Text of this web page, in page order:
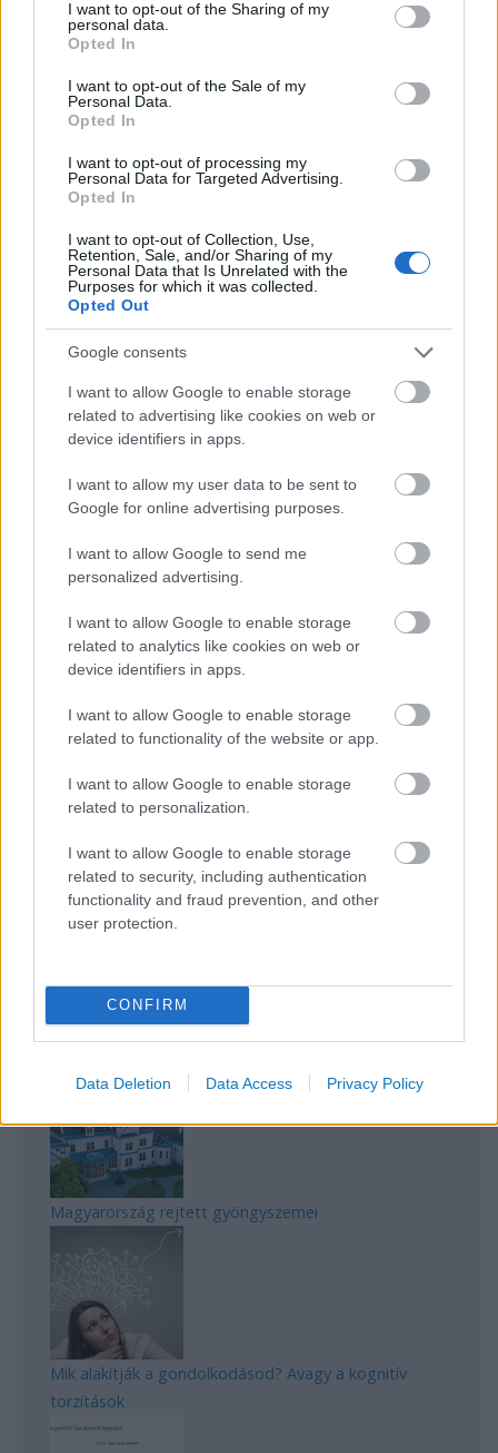
not limited to your visit or usage behaviour. You may click to
grant or deny consent to Google and its third-party tags to
use your data for below specified purposes in below Google
consent section.
I want to opt-out of the Sharing of my
personal data.
Opted In
I want to opt-out of the Sale of my
Personal Data.
Opted In
I want to opt-out of processing my
Personal Data for Targeted Advertising.
Opted In
I want to opt-out of Collection, Use,
Retention, Sale, and/or Sharing of my
Personal Data that Is Unrelated with the
Purposes for which it was collected.
Opted Out
Google consents
I want to allow Google to enable storage
related to advertising like cookies on web or
device identifiers in apps.
I want to allow my user data to be sent to
Google for online advertising purposes.
I want to allow Google to send me
personalized advertising.
I want to allow Google to enable storage
related to analytics like cookies on web or
device identifiers in apps.
I want to allow Google to enable storage
related to functionality of the website or app.
I want to allow Google to enable storage
related to personalization.
I want to allow Google to enable storage
related to security, including authentication
functionality and fraud prevention, and other
user protection.
CONFIRM
Data Deletion Data Access Privacy Policy
Manaus: a dzsungel szívének városa
Magyarország rejtett gyöngyszemei
Az egygyermekes politika és Kína gazdasági
kihívásai
torzítások
A világ legveszélyesebb migrációs útvonalai: A
Indiai-óceáni út
A közlekedés mérföldkövei
FACEBOOK
LEGFRISSEBB
A közlekedés mérföldkövei
Mediterrán útvonal, A Darién-régió és az Indiai-óceáni
Magyarország rejtett gyöngyszemei
Mik alakítják a gondolkodásod? Avagy a kognitív
torzítások